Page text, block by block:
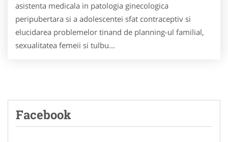
asistenta medicala in patologia ginecologica
peripubertara si a adolescentei sfat contraceptiv si
elucidarea problemelor tinand de planning-ul familial,
sexualitatea femeii si tulbu...
Facebook